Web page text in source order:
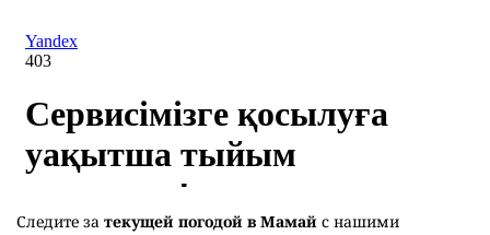
Следите за текущей погодой в Мамай с нашими